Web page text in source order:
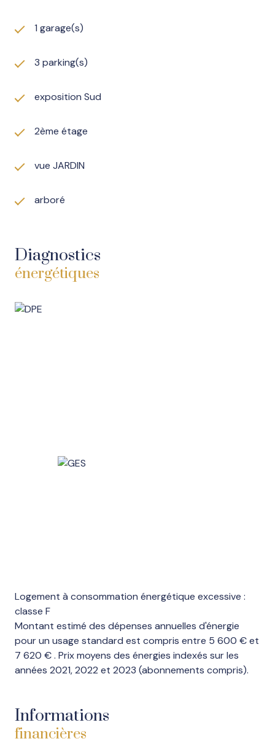
l’arrosage du jardin
Les informations sur les risques auxquels ce bien est
1 garage(s)
3 parking(s)
exposition Sud
2ème étage
vue JARDIN
arboré
Diagnostics
énergétiques
Logement à consommation énergétique excessive :
classe F
Montant estimé des dépenses annuelles d'énergie
pour un usage standard est compris entre 5 600 € et
7 620 € . Prix moyens des énergies indexés sur les
années 2021, 2022 et 2023 (abonnements compris).
Informations
financières